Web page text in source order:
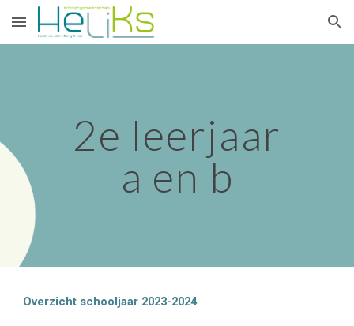
Skip to main content Skip to navigation
2e leerjaar
a en b
Overzicht schooljaar 2023-2024